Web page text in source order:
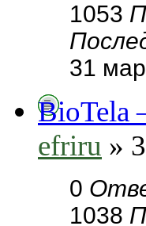
1053
31
ВioTela
efriru »
0
1038